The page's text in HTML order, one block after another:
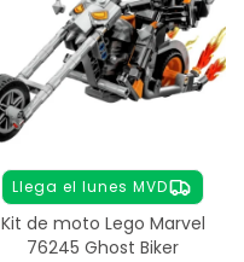
Llega el lunes MVD
Kit de moto Lego Marvel
76245 Ghost Biker